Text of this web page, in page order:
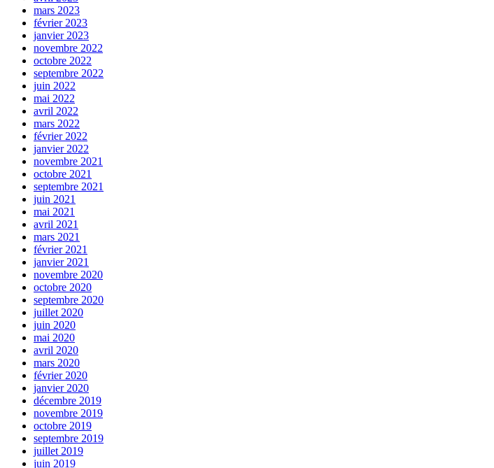
mars 2023
février 2023
janvier 2023
novembre 2022
octobre 2022
septembre 2022
juin 2022
mai 2022
avril 2022
mars 2022
février 2022
janvier 2022
novembre 2021
octobre 2021
septembre 2021
juin 2021
mai 2021
avril 2021
mars 2021
février 2021
janvier 2021
novembre 2020
octobre 2020
septembre 2020
juillet 2020
juin 2020
mai 2020
avril 2020
mars 2020
février 2020
janvier 2020
décembre 2019
novembre 2019
octobre 2019
septembre 2019
juillet 2019
juin 2019